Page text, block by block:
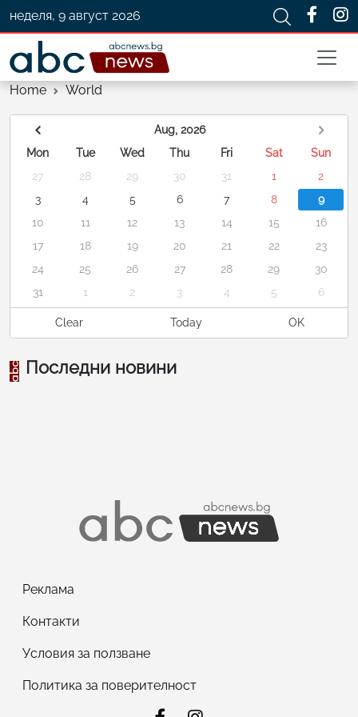
неделя, 9 август 2026
Home World
Aug, 2026
Mon
Tue Wed Thu Fri Sat
Sun
27
28 29 30 31 1
2
3
4 5 6 7 8
9
10
11 12 13 14 15
16
17
18 19 20 21 22
23
24
25 26 27 28 29
30
31
1 2 3 4 5 6
Clear Today OK
Последни новини
Реклама
Контакти
Условия за ползване
Политика за поверителност